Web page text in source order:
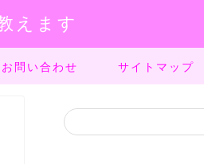
えます
お問い合わせ サイトマップ